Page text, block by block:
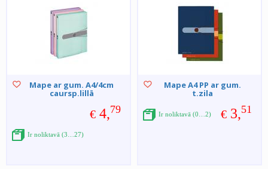
Mape ar gum. A4/4cm
caursp.lillā
€ 4,79
Ir noliktavā (3…27)
Mape A4 PP ar gum.
t.zila
€ 3,51
Ir noliktavā (0…2)